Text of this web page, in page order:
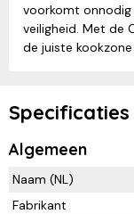
voorkomt onnodig
veiligheid. Met de
de juiste
Specificaties
Algemeen
Naam (NL)
Fabrikant